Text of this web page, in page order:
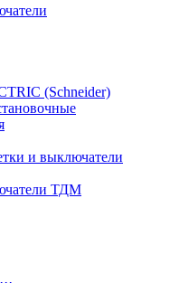
(Schneider)
и выключатели
ТДМ